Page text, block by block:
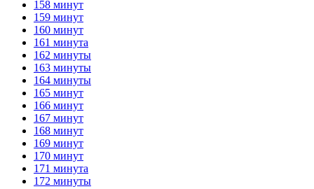
158 минут
159 минут
160 минут
161 минута
162 минуты
163 минуты
164 минуты
165 минут
166 минут
167 минут
168 минут
169 минут
170 минут
171 минута
172 минуты